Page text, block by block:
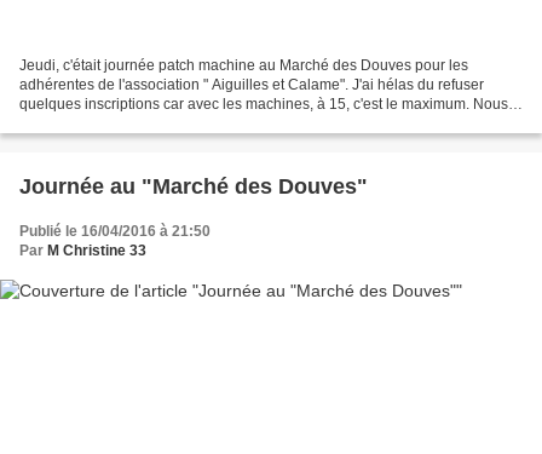
Jeudi, c'était journée patch machine au Marché des Douves pour les
adhérentes de l'association " Aiguilles et Calame". J'ai hélas du refuser
quelques inscriptions car avec les machines, à 15, c'est le maximum. Nous
Journée au "Marché des Douves"
Publié le 16/04/2016 à 21:50
Par M Christine 33